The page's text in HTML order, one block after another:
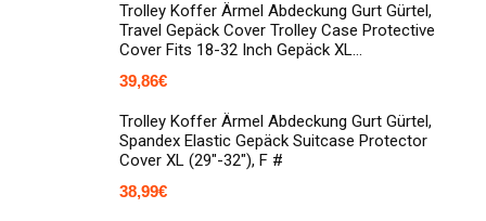
Trolley Koffer Ärmel Abdeckung Gurt Gürtel,
Travel Gepäck Cover Trolley Case Protective
Cover Fits 18-32 Inch Gepäck XL…
39,86€
Trolley Koffer Ärmel Abdeckung Gurt Gürtel,
Spandex Elastic Gepäck Suitcase Protector
Cover XL (29"-32"), F #
38,99€